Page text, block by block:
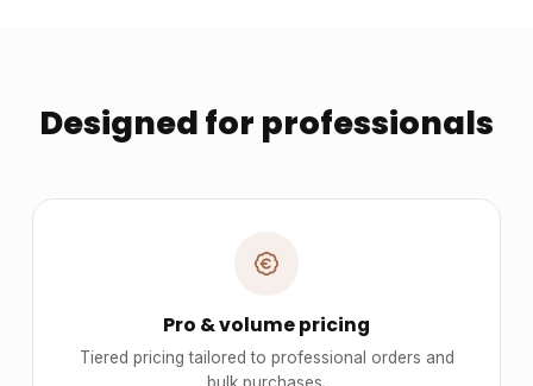
Designed for professionals
Pro & volume pricing
Tiered pricing tailored to professional orders and